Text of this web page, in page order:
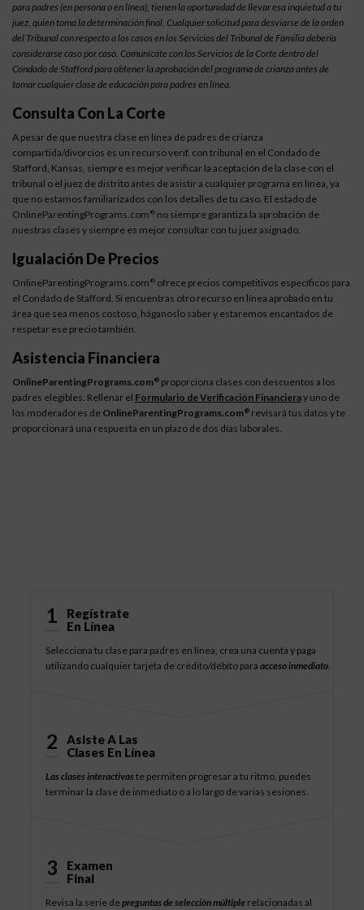
para padres (en persona o en línea), tienen la oportunidad de llevar esa inquietud a tu
juez, quien toma la determinación final. Cualquier solicitud para desviarse de la orden
del Tribunal con respecto a los casos en los Servicios del Tribunal de Familia debería
considerarse caso por caso. Comunícate con los Servicios de la Corte dentro del
Condado de Stafford para obtener la aprobación del programa de crianza antes de
tomar cualquier clase de educación para padres en línea.
Consulta Con La Corte
A pesar de que nuestra clase en línea de padres de crianza
compartida/divorcios es un recurso verif. con tribunal en el Condado de
Stafford, Kansas, siempre es mejor verificar la aceptación de la clase con el
tribunal o el juez de distrito antes de asistir a cualquier programa en línea, ya
que no estamos familiarizados con los detalles de tu caso. El estado de
OnlineParentingPrograms.com ® no siempre garantiza la aprobación de
nuestras clases y siempre es mejor consultar con tu juez asignado.
Igualación De Precios
OnlineParentingPrograms.com ® ofrece precios competitivos específicos para
el Condado de Stafford. Si encuentras otro recurso en línea aprobado en tu
área que sea menos costoso, háganoslo saber y estaremos encantados de
respetar ese precio también.
Asistencia Financiera
OnlineParentingPrograms.com® proporciona clases con descuentos a los
padres elegibles. Rellenar el Formulario de Verificación Financieray uno de
los moderadores de OnlineParentingPrograms.com® revisará tus datos y te
proporcionará una respuesta en un plazo de dos días laborales.
1
Regístrate
En Línea
Selecciona tu clase para padres en línea, crea una cuenta y paga
utilizando cualquier tarjeta de crédito/débito paraacceso inmediato.
2
Asiste A Las
Clases En Línea
Las clases interactivaste permiten progresar a tu ritmo, puedes
terminar la clase de inmediato o a lo largo de varias sesiones.
3
Examen
Final
Revisa la serie depreguntas de selección múltiple relacionadas al